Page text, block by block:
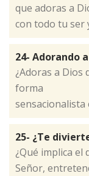
que adoras a
con todo tu ser
24- Adorando
¿Adoras a Dios
forma
sensacionalista
25- ¿Te
¿Qué implica el
Señor,